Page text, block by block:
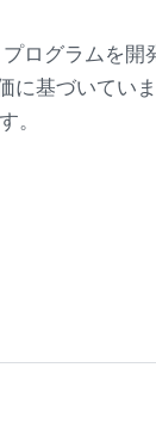
ログラムを開
基づいていま
。